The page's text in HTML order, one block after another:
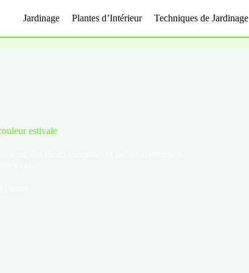
Jardinage Plantes d’Intérieur Techniques de Jardinage
estivale